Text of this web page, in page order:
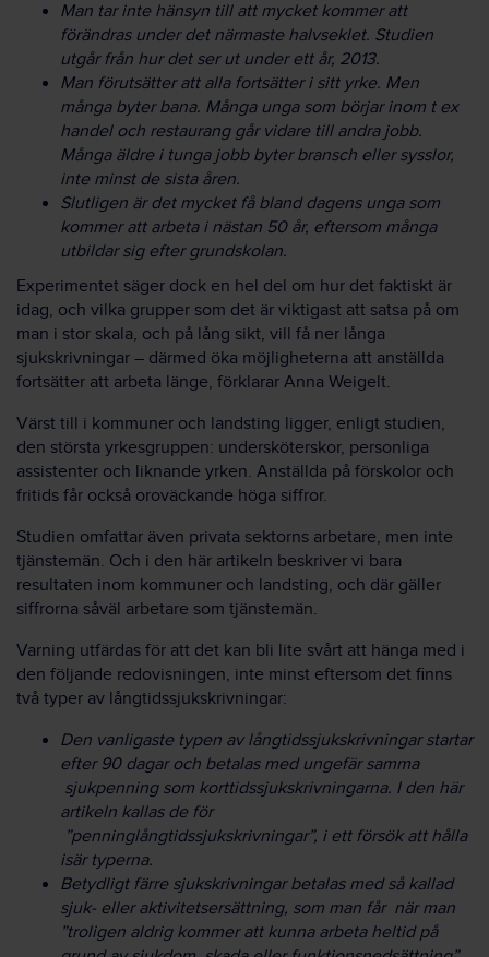
Man tar inte hänsyn till att mycket kommer att
förändras under det närmaste halvseklet. Studien
utgår från hur det ser ut under ett år, 2013.
Man förutsätter att alla fortsätter i sitt yrke. Men
många byter bana. Många unga som börjar inom t ex
handel och restaurang går vidare till andra jobb.
Många äldre i tunga jobb byter bransch eller sysslor,
inte minst de sista åren.
Slutligen är det mycket få bland dagens unga som
kommer att arbeta i nästan 50 år, eftersom många
utbildar sig efter grundskolan.
Experimentet säger dock en hel del om hur det faktiskt är
idag, och vilka grupper som det är viktigast att satsa på om
man i stor skala, och på lång sikt, vill få ner långa
sjukskrivningar – därmed öka möjligheterna att anställda
fortsätter att arbeta länge, förklarar Anna Weigelt.
Värst till i kommuner och landsting ligger, enligt studien,
den största yrkesgruppen: undersköterskor, personliga
assistenter och liknande yrken. Anställda på förskolor och
fritids får också oroväckande höga siffror.
Studien omfattar även privata sektorns arbetare, men inte
tjänstemän. Och i den här artikeln beskriver vi bara
resultaten inom kommuner och landsting, och där gäller
siffrorna såväl arbetare som tjänstemän.
Varning utfärdas för att det kan bli lite svårt att hänga med i
den följande redovisningen, inte minst eftersom det finns
två typer av långtidssjukskrivningar:
Den vanligaste typen av långtidssjukskrivningar startar
efter 90 dagar och betalas med ungefär samma
sjukpenning som korttidssjukskrivningarna. I den här
artikeln kallas de för
”penninglångtidssjukskrivningar”, i ett försök att hålla
isär typerna.
Betydligt färre sjukskrivningar betalas med så kallad
sjuk- eller aktivitetsersättning, som man får när man
”troligen aldrig kommer att kunna arbeta heltid på